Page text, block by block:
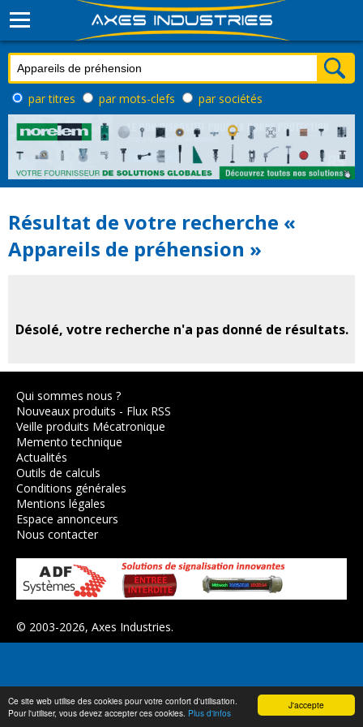
J'accepte
Ce site web utilise des cookies pour votre confort d'utilisation.
Pour l'utiliser, vous devez accepter ces cookies. Plus d'infos
par titres par mots-clefs par sociétés
Résultat de votre recherche «
Appareils de préhension »
Désolé, votre recherche n'a pas donné de résultats.
Qui sommes nous ?
Nouveaux produits - Flux RSS
Veille produits Mécatronique
Memento technique
Actualités
Outils de calculs
Conditions générales
Mentions légales
Espace annonceurs
Nous contacter
© 2003-2026, Axes Industries.